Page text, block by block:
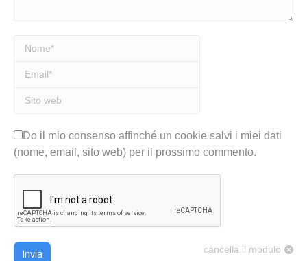
Nome *
Email *
Sito web
Do il mio consenso affinché un cookie salvi i miei dati
(nome, email, sito web) per il prossimo commento.
cancella il modulo
Invia